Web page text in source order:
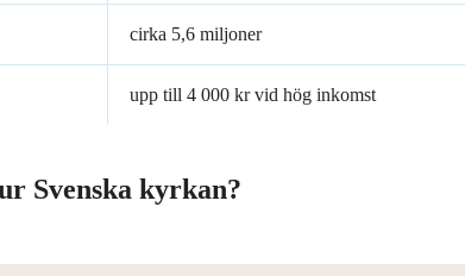
cirka 5,6 miljoner
upp till 4 000 kr vid hög inkomst
Svenska kyrkan?